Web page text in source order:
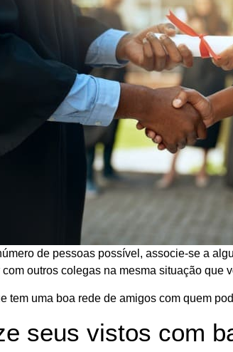
de pessoas possível, associe-se a
outros colegas na mesma situação que
tem uma boa rede de amigos com quem
seus vistos com